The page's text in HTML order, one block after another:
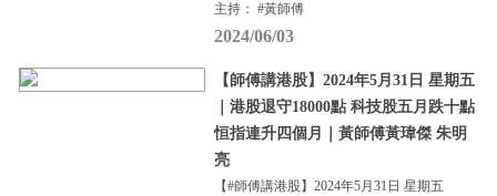
主持： #黃師傅
2024/06/03
【師傅講港股】2024年5月31日 星期五
｜港股退守18000點 科技股五月跌十點
恒指連升四個月｜黃師傅黃瑋傑 朱明
亮
【#師傅講港股】2024年5月31日 星期五